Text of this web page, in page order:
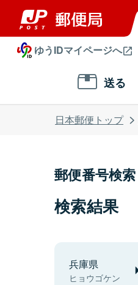
ゆうIDマイページへ
送る
日本郵便トップ
郵便番号検索
検索結果
兵庫県
ヒョウゴケン